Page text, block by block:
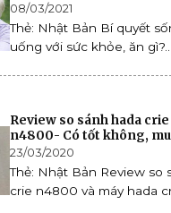
08/03/2021
Thẻ: Nhật Bản Bí quyết
uống với sức khỏe, ăn gì?...
Review so sánh hada
n4800- Có tốt không,
23/03/2020
Thẻ: Nhật Bản Review so
crie n4800 và máy hada